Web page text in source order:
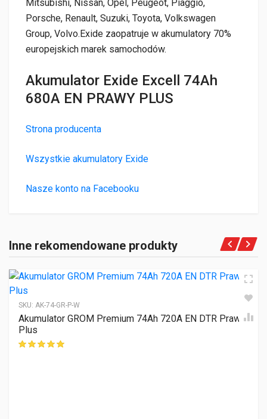
Mitsubishi, Nissan, Opel, Peugeot, Piaggio,
Porsche, Renault, Suzuki, Toyota, Volkswagen
Group, Volvo.Exide zaopatruje w akumulatory 70%
europejskich marek samochodów.
Akumulator Exide Excell 74Ah
680A EN PRAWY PLUS
Strona producenta
Wszystkie akumulatory Exide
Nasze konto na Facebooku
Inne rekomendowane produkty
SKU: AK-74-GR-P-W
Akumulator GROM Premium 74Ah 720A EN DTR Prawy
Plus